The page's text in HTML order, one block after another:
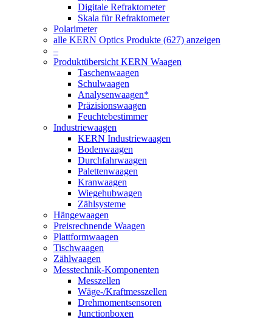
Digitale Refraktometer
Skala für Refraktometer
Polarimeter
alle KERN Optics Produkte (627) anzeigen
–
Produktübersicht KERN Waagen
Taschenwaagen
Schulwaagen
Analysenwaagen*
Präzisionswaagen
Feuchtebestimmer
Industriewaagen
KERN Industriewaagen
Bodenwaagen
Durchfahrwaagen
Palettenwaagen
Kranwaagen
Wiegehubwagen
Zählsysteme
Hängewaagen
Preisrechnende Waagen
Plattformwaagen
Tischwaagen
Zählwaagen
Messtechnik-Komponenten
Messzellen
Wäge-/Kraftmesszellen
Drehmomentsensoren
Junctionboxen